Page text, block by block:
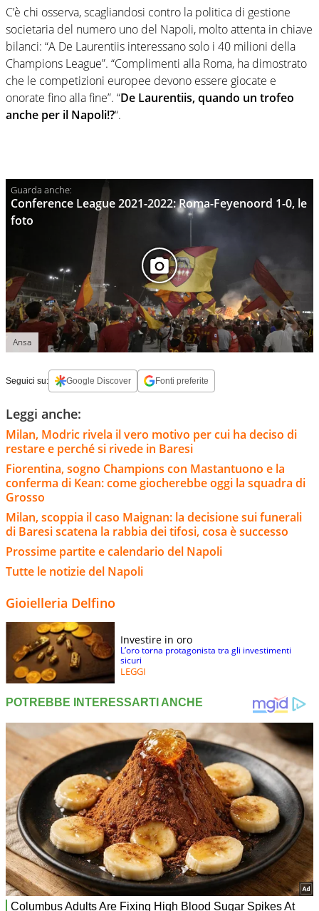
C’è chi osserva, scagliandosi contro la politica di gestione
societaria del numero uno del Napoli, molto attenta in chiave
bilanci: “A De Laurentiis interessano solo i 40 milioni della
Champions League”. “Complimenti alla Roma, ha dimostrato
che le competizioni europee devono essere giocate e
onorate fino alla fine”. “De Laurentiis, quando un trofeo
anche per il Napoli!?“.
Conference League 2021-2022: Roma-Feyenoord 1-0, le
foto
Ansa
Seguici su: Google Discover Fonti preferite
Leggi anche:
Milan, Modric rivela il vero motivo per cui ha deciso di
restare e perché si rivede in Baresi
Fiorentina, sogno Champions con Mastantuono e la
conferma di Kean: come giocherebbe oggi la squadra di
Grosso
Milan, scoppia il caso Maignan: la decisione sui funerali
di Baresi scatena la rabbia dei tifosi, cosa è successo
Prossime partite e calendario del Napoli
Tutte le notizie del Napoli
Gioielleria Delfino
Investire in oro
L’oro torna protagonista tra gli investimenti
sicuri
LEGGI